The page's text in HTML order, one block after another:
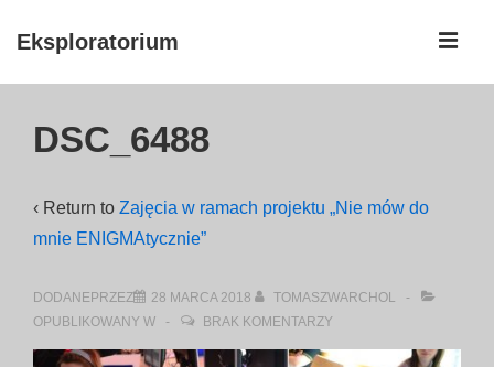
Skip
Content
Eksploratorium
nawigacja
DSC_6488
‹ Return to Zajęcia w ramach projektu „Nie mów do
mnie ENIGMAtycznie”
DODANEPRZEZ 28 MARCA 2018
TOMASZWARCHOL
OPUBLIKOWANY W
BRAK KOMENTARZY